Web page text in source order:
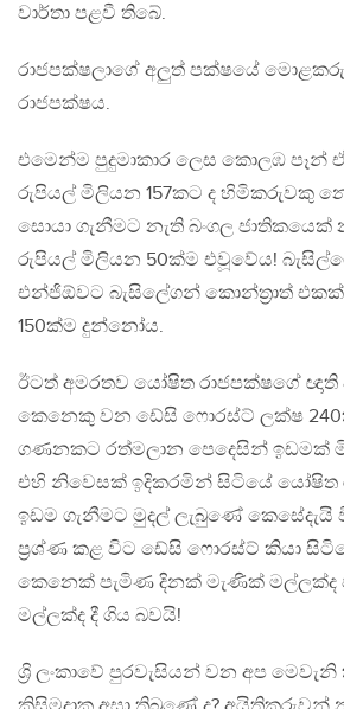
වාර්තා පළවී තිබේ.
රාජපක්ෂලාගේ අලුත් පක්ෂයේ
රාජපක්ෂය.
එමෙන්ම පුදුමාකාර ලෙස කොලඹ පෑන්
රුපියල් මිලියන 157කට ද හිමිකරුවකු
සොයා ගැනීමට නැති බංගල ජාතිකයෙක්
රුපියල් මිලියන 50ක්ම එවූවේය!
එන්ජිඕවට බැසිල්‍ගෙන් කොන්ත්‍රාත්
150ක්ම දුන්නෝය.
ඊටත් අමරතව යෝෂිත රාජපක්ෂගේ ඥාති
කෙනෙකු වන ඩේසි ෆොරස්ට් ලක්ෂ
ගණනකට රත්මලාන පෙදෙසින් ඉඩමක්
එහි නිවෙසක් ඉදිකරමින් සිටියේ යෝෂිත
ඉඩම ගැනීමට මුදල් ලැබුණේ
ප්‍රශ්ණ කළ විට ඩේසි ෆොරස්ට් කියා
කෙනෙක් පැමිණ දිනක් මැණික් මල්ලක්ද
මල්ලක්ද දී ගිය බවයි!
ශ්‍රි ලංකාවේ පුරවැසියන් වන අප